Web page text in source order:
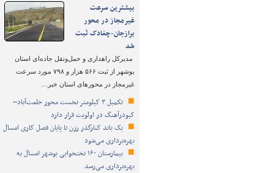
بیشترین سرعت
غیرمجاز در محور
برازجان-چغادک ثبت
شد
مدیرکل راهداری و حمل‌ونقل جاده‌ای استان
بوشهر از ثبت ۵۶۶ هزار و ۷۹۸ مورد سرعت
غیرمجاز در محورهای استان خبر…
تکمیل ۳ کیلومتر نخست محور خلعت‌آباد–
کبودرآهنگ در اولویت قرار دارد
یک باند کنارگذر رزن تا پایان فصل کاری امسال
بهره‌برداری می‌شود
بیمارستان ۱۶۰ تختخوابی بوشهر امسال به
بهره‌برداری می‌رسد